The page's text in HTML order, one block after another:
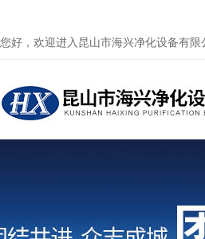
您好，欢迎进入昆山市海兴净化设备有限